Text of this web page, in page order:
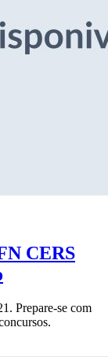
CERS
Prepare-se com